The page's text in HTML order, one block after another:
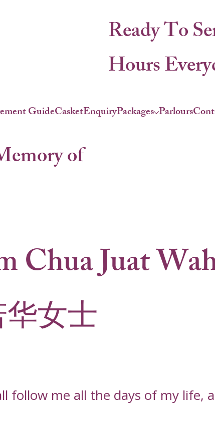
GuideCasketEnquiryPackages Parlours
Ready To
Hours
of
Chua Juat
女士
follow me all the days of my life,